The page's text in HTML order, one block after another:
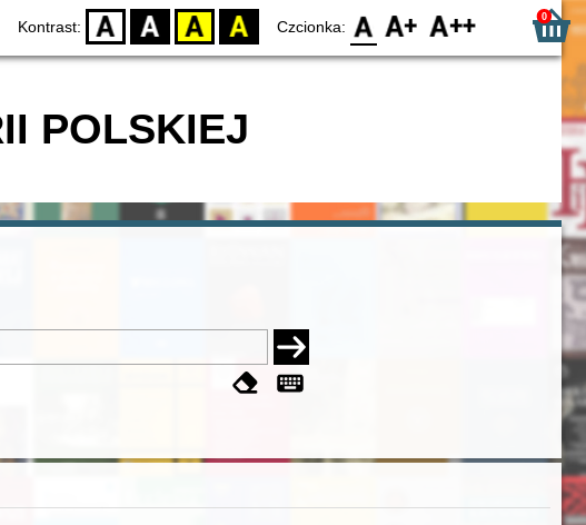
Kontrast: D BW YB BY Czcionka: F0 F1 F2 0
POLSKIEJ